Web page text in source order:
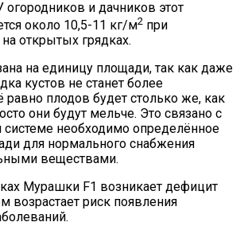
и дачников этот
около 10,5-11 кг/м2 при
открытых грядках.
на единицу площади, так как даже
кустов не станет более
равно плодов будет столько же, как
они будут мельче. Это связано с
системе необходимо определённое
для нормального снабжения
веществами.
Мурашки F1 возникает дефицит
возрастает риск появления